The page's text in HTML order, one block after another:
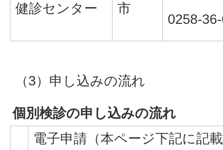
健診センター
市
（3）申し込みの流れ
個別検診の申し込みの流れ
電子申請（本ページ下記に記